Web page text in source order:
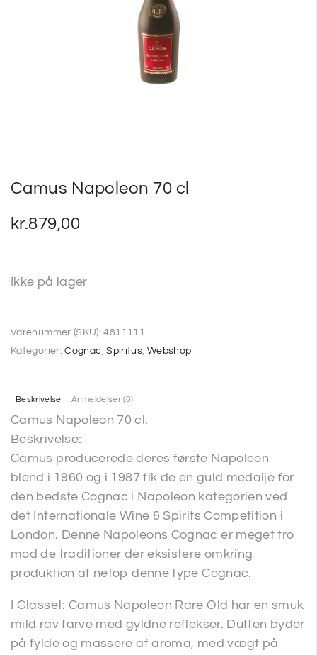
Camus Napoleon 70 cl
kr.879,00
Ikke på lager
Varenummer (SKU):4811111
Kategorier:Cognac ,Spiritus, Webshop
Beskrivelse Anmeldelser (0)
Camus Napoleon 70 cl.
Beskrivelse:
Camus producerede deres første Napoleon
blend i 1960 og i 1987 fik de en guld medalje for
den bedste Cognac i Napoleon kategorien ved
det Internationale Wine & Spirits Competition i
London. Denne Napoleons Cognac er meget tro
mod de traditioner der eksistere omkring
produktion af netop denne type Cognac.
I Glasset: Camus Napoleon Rare Old har en smuk
mild rav farve med gyldne reflekser. Duften byder
på fylde og massere af aroma, med vægt på